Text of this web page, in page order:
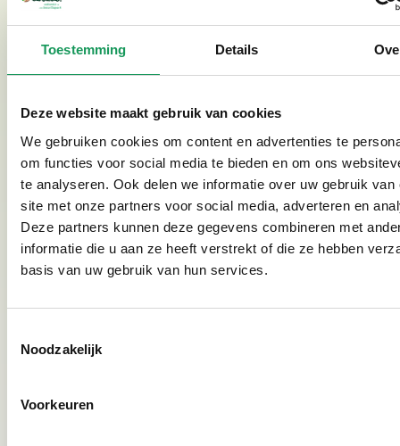
Toestemming Details
Deze website maakt gebruik van cookies
We gebruiken cookies om content en advertenties te
om functies voor social media te bieden en om ons
te analyseren. Ook delen we informatie over uw gebruik van
site met onze partners voor social media, adverteren en
Deze partners kunnen deze gegevens combineren met
informatie die u aan ze heeft verstrekt of die ze hebben
basis van uw gebruik van hun services.
Noodzakelijk
Voorkeuren
gemeinsamen Ausgehen mit einer Person mit
See photo gallery
Sonderfahrräder
Es besteht die Möglichkeit, Sonderfahrräder zu
mieten und in unseren Park liefern zu lassen. Dies
bieten viele Arten von Fahrrädern an. Fragen Sie an
informieren Sie gerne ausführlicher!